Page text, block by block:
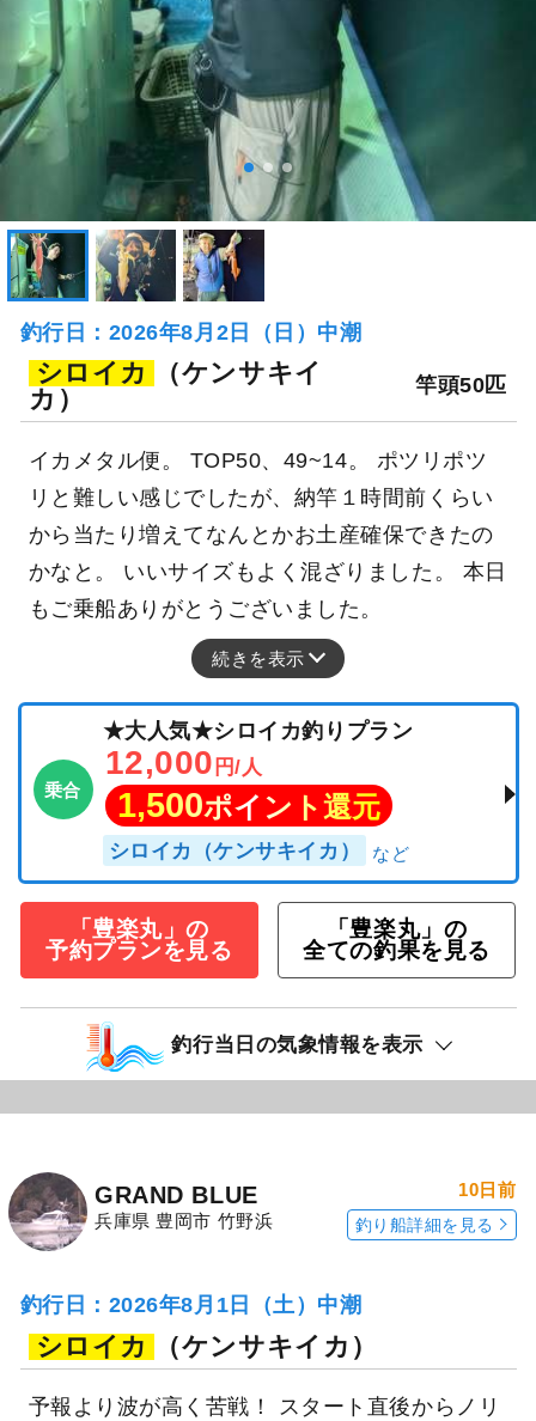
釣行日：2026年8月2日（日）中潮
シロイカ
（ケンサキイ
カ）
竿頭50匹
イカメタル便。 TOP50、49~14。 ポツリポツ
リと難しい感じでしたが、納竿１時間前くらい
から当たり増えてなんとかお土産確保できたの
かなと。 いいサイズもよく混ざりました。 本日
もご乗船ありがとうございました。
続きを表示
乗合
★大人気★シロイカ釣りプラン
12,000 円/人
1,500ポイント還元
シロイカ（ケンサキイカ）
「豊楽丸」の
予約プランを見る
「豊楽丸」の
全ての釣果を見る
釣行当日の気象情報を表示
GRAND BLUE
兵庫県 豊岡市 竹野浜
10日前
釣り船詳細を見る
釣行日：2026年8月1日（土）中潮
シロイカ （ケンサキイカ）
予報より波が高く苦戦！ スタート直後からノリ